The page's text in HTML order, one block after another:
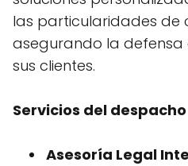
las particularidades de
asegurando la defensa
sus clientes.
Servicios del
Asesoría Legal